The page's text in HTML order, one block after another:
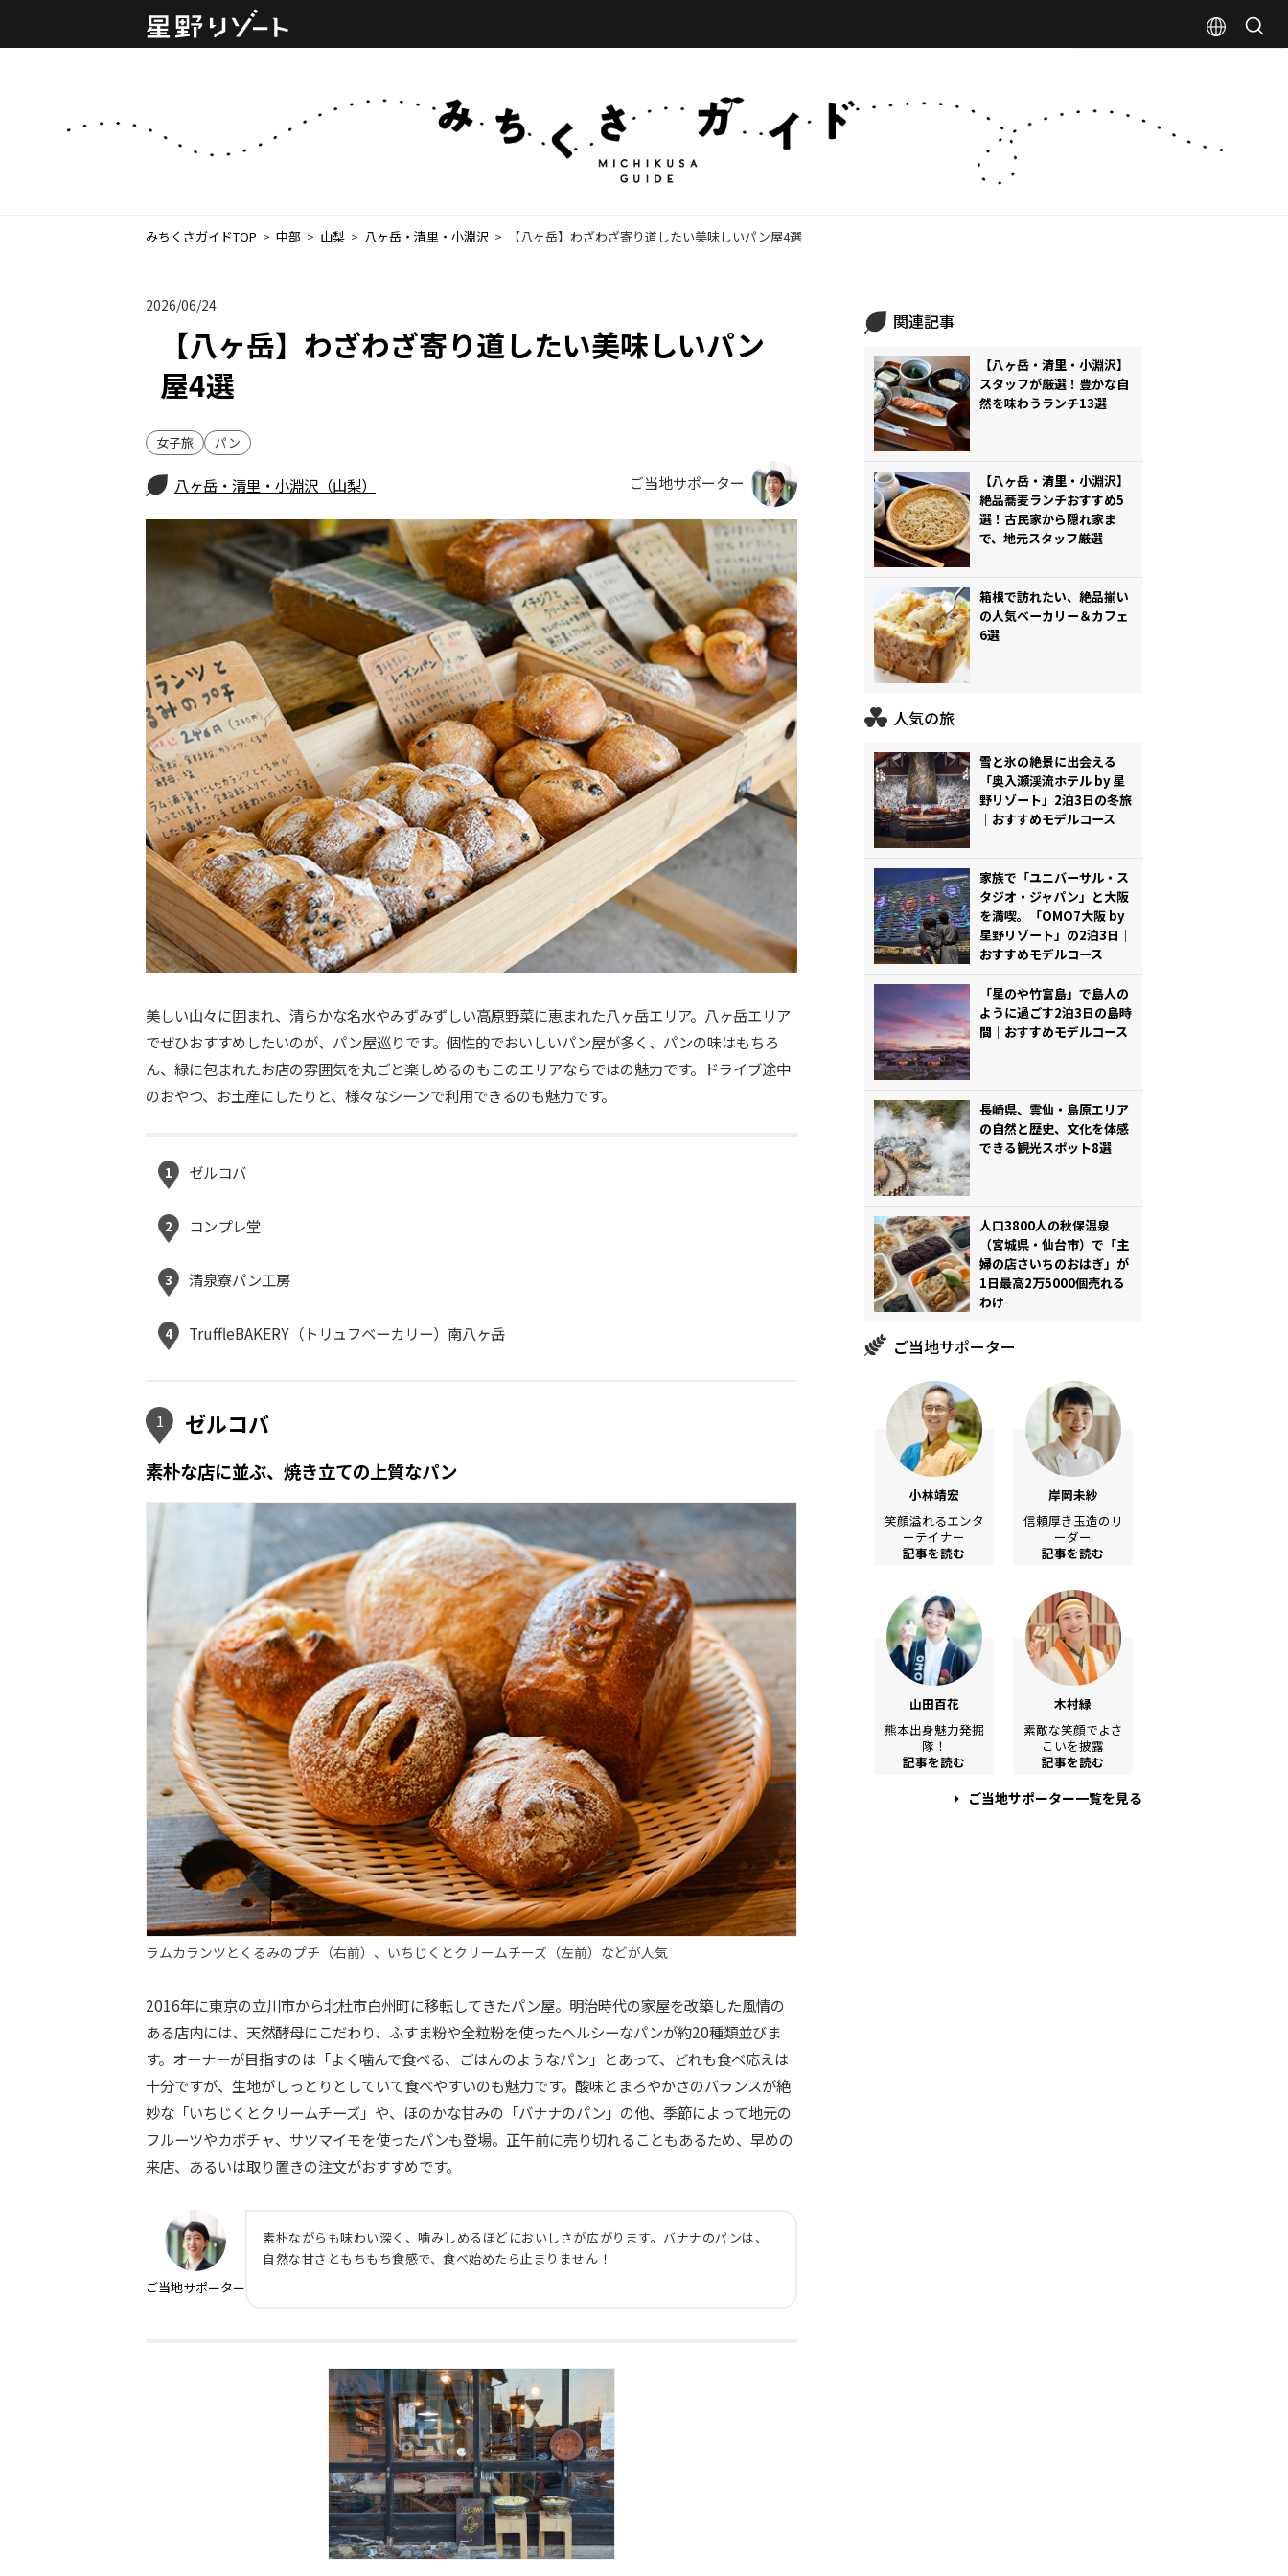
みちくさガイドTOP > 中部 > 山梨 > 八ヶ岳・清里・小淵沢 > 【八ヶ岳】わざわざ寄り道したい美味しいパン屋4選
2026/06/24
【八ヶ岳】わざわざ寄り道したい美味しいパン
屋4選
女子旅 パン
八ヶ岳・清里・小淵沢（山梨） ご当地サポーター
美しい山々に囲まれ、清らかな名水やみずみずしい高原野菜に恵まれた八ヶ岳エリア。八ヶ岳エリア
でぜひおすすめしたいのが、パン屋巡りです。個性的でおいしいパン屋が多く、パンの味はもちろ
ん、緑に包まれたお店の雰囲気を丸ごと楽しめるのもこのエリアならではの魅力です。ドライブ途中
のおやつ、お土産にしたりと、様々なシーンで利用できるのも魅力です。
1 ゼルコバ
2 コンプレ堂
3 清泉寮パン工房
4 TruffleBAKERY（トリュフベーカリー）南八ヶ岳
1 ゼルコバ
素朴な店に並ぶ、焼き立ての上質なパン
ラムカランツとくるみのプチ（右前）、いちじくとクリームチーズ（左前）などが人気
2016年に東京の立川市から北杜市白州町に移転してきたパン屋。明治時代の家屋を改築した風情の
ある店内には、天然酵母にこだわり、ふすま粉や全粒粉を使ったヘルシーなパンが約20種類並びま
す。オーナーが目指すのは「よく噛んで食べる、ごはんのようなパン」とあって、どれも食べ応えは
十分ですが、生地がしっとりとしていて食べやすいのも魅力です。酸味とまろやかさのバランスが絶
妙な「いちじくとクリームチーズ」や、ほのかな甘みの「バナナのパン」の他、季節によって地元の
フルーツやカボチャ、サツマイモを使ったパンも登場。正午前に売り切れることもあるため、早めの
来店、あるいは取り置きの注文がおすすめです。
ご当地サポーター
素朴ながらも味わい深く、噛みしめるほどにおいしさが広がります。バナナのパンは、
自然な甘さともちもち食感で、食べ始めたら止まりません！
関連記事
【八ヶ岳・清里・小淵沢】
スタッフが厳選！豊かな自
然を味わうランチ13選
【八ヶ岳・清里・小淵沢】
絶品蕎麦ランチおすすめ5
選！古民家から隠れ家ま
で、地元スタッフ厳選
箱根で訪れたい、絶品揃い
の人気ベーカリー＆カフェ
6選
人気の旅
雪と氷の絶景に出会える
「奥入瀬渓流ホテル by 星
野リゾート」2泊3日の冬旅
｜おすすめモデルコース
家族で「ユニバーサル・ス
タジオ・ジャパン」と大阪
を満喫。「OMO7大阪 by
星野リゾート」の2泊3日｜
おすすめモデルコース
「星のや竹富島」で島人の
ように過ごす2泊3日の島時
間｜おすすめモデルコース
長崎県、雲仙・島原エリア
の自然と歴史、文化を体感
できる観光スポット8選
人口3800人の秋保温泉
（宮城県・仙台市）で「主
婦の店さいちのおはぎ」が
1日最高2万5000個売れる
わけ
ご当地サポーター
小林靖宏
笑顔溢れるエンタ
ーテイナー
記事を読む
岸岡未紗
信頼厚き玉造のリ
ーダー
記事を読む
山田百花
熊本出身魅力発掘
隊！
記事を読む
木村緑
素敵な笑顔でよさ
こいを披露
記事を読む
ご当地サポーター一覧を見る